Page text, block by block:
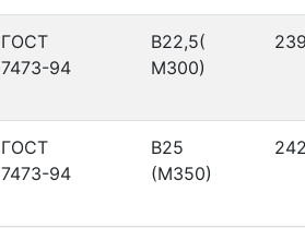
ГОСТ
7473-94
В22,5(
М300)
ГОСТ
7473-94
В25
(М350)